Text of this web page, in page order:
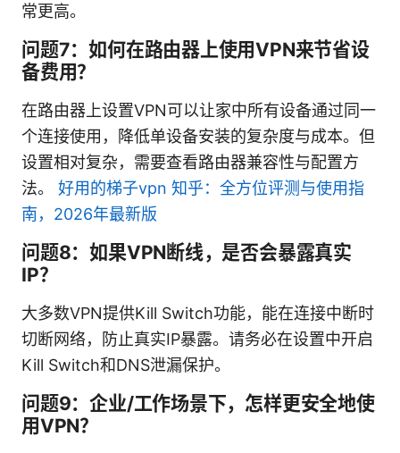
常更高。
问题7：如何在路由器上使用VPN来节省设
备费用？
在路由器上设置VPN可以让家中所有设备通过同一
个连接使用，降低单设备安装的复杂度与成本。但
设置相对复杂，需要查看路由器兼容性与配置方
法。 好用的梯子vpn 知乎：全方位评测与使用指
南，2026年最新版
问题8：如果VPN断线，是否会暴露真实
IP？
大多数VPN提供Kill Switch功能，能在连接中断时
切断网络，防止真实IP暴露。请务必在设置中开启
Kill Switch和DNS泄漏保护。
问题9：企业/工作场景下，怎样更安全地使
用VPN？